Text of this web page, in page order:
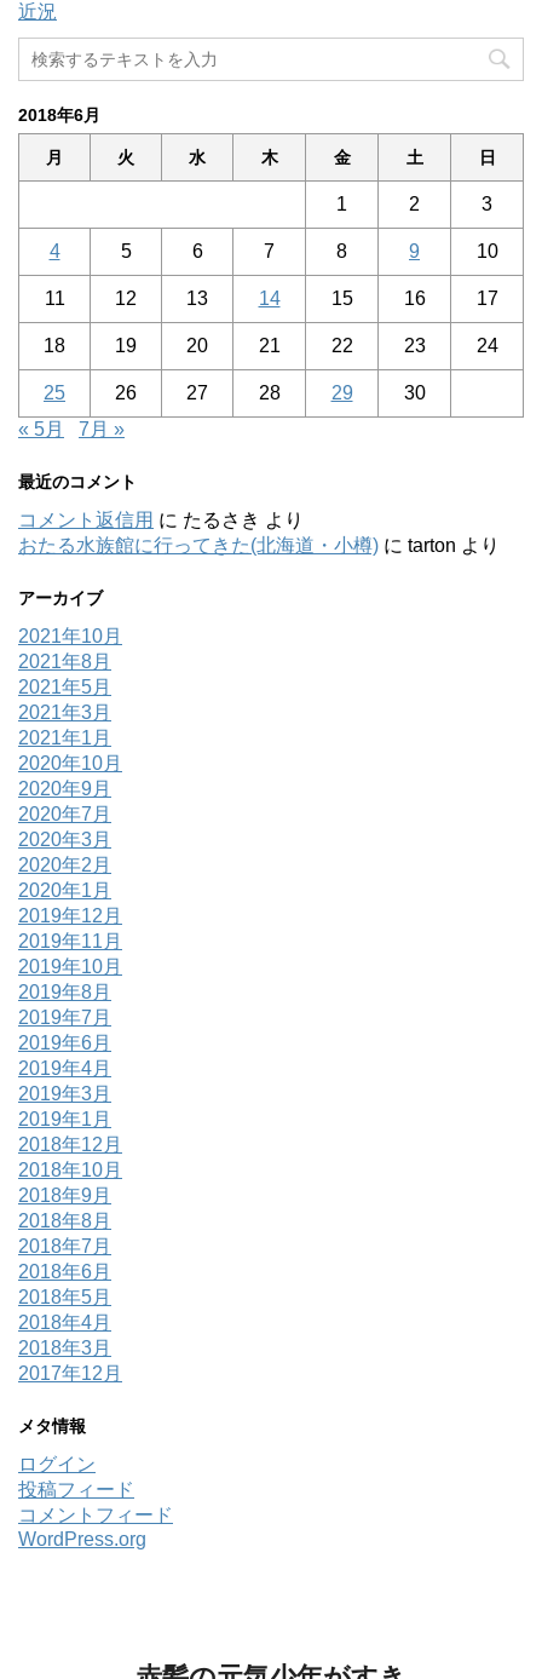
近況
2018年6月
月 火 水 木 金 土 日
1 2 3
4 5 6 7 8 9 10
11 12 13 14 15 16 17
18 19 20 21 22 23 24
25 26 27 28 29
30
« 5月
7月 »
最近のコメント
コメント返信用 に たるさき より
おたる水族館に行ってきた(北海道・小樽) に tarton より
アーカイブ
2021年10月
2021年8月
2021年5月
2021年3月
2021年1月
2020年10月
2020年9月
2020年7月
2020年3月
2020年2月
2020年1月
2019年12月
2019年11月
2019年10月
2019年8月
2019年7月
2019年6月
2019年4月
2019年3月
2019年1月
2018年12月
2018年10月
2018年9月
2018年8月
2018年7月
2018年6月
2018年5月
2018年4月
2018年3月
2017年12月
メタ情報
ログイン
投稿フィード
コメントフィード
WordPress.org